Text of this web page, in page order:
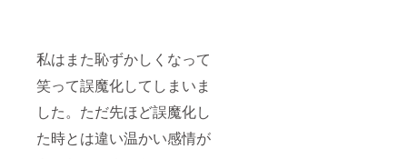
私はまた恥ずかしくなって
笑って誤魔化してしまいま
した。ただ先ほど誤魔化し
た時とは違い温かい感情が